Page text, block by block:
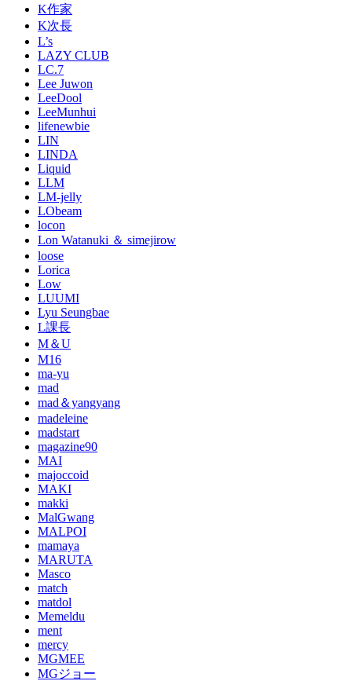
K作家
K次長
L’s
LAZY CLUB
LC.7
Lee Juwon
LeeDool
LeeMunhui
lifenewbie
LIN
LINDA
Liquid
LLM
LM-jelly
LObeam
locon
Lon Watanuki ＆ simejirow
loose
Lorica
Low
LUUMI
Lyu Seungbae
L課長
M＆U
M16
ma-yu
mad
mad＆yangyang
madeleine
madstart
magazine90
MAI
majoccoid
MAKI
makki
MalGwang
MALPOI
mamaya
MARUTA
Masco
match
matdol
Memeldu
ment
mercy
MGMEE
MGジョー